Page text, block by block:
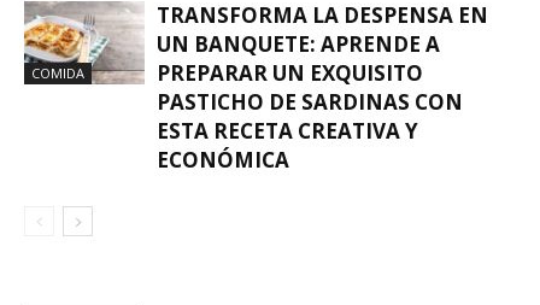
COMIDA
TRANSFORMA LA DESPENSA EN
UN BANQUETE: APRENDE A
PREPARAR UN EXQUISITO
PASTICHO DE SARDINAS CON
ESTA RECETA CREATIVA Y
ECONÓMICA